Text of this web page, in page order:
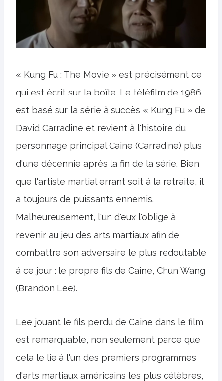
« Kung Fu : The Movie » est précisément ce
qui est écrit sur la boîte. Le téléfilm de 1986
est basé sur la série à succès « Kung Fu » de
David Carradine et revient à l'histoire du
personnage principal Caine (Carradine) plus
d'une décennie après la fin de la série. Bien
que l'artiste martial errant soit à la retraite, il
a toujours de puissants ennemis.
Malheureusement, l'un d'eux l'oblige à
revenir au jeu des arts martiaux afin de
combattre son adversaire le plus redoutable
à ce jour : le propre fils de Caine, Chun Wang
(Brandon Lee).
Lee jouant le fils perdu de Caine dans le film
est remarquable, non seulement parce que
cela le lie à l'un des premiers programmes
d'arts martiaux américains les plus célèbres,